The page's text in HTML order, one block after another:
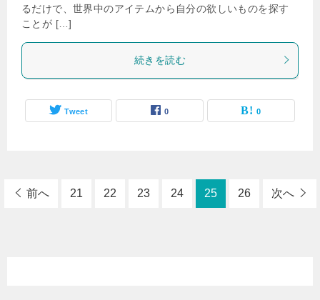
るだけで、世界中のアイテムから自分の欲しいものを探す
ことが […]
続きを読む
Tweet 0 0
前へ 21 22 23 24 25 26 次へ